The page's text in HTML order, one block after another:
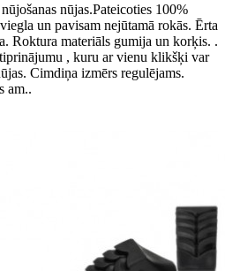
nūjas.Pateicoties 100%
un pavisam nejūtamā rokās. Ērta
Roktura materiāls gumija un korķis. .
, kuru ar vienu klikšķi var
Cimdiņa izmērs regulējams.
am..